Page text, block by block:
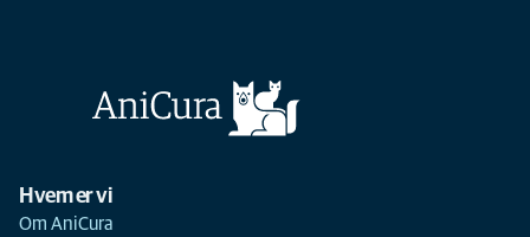
Hvem er vi
Om AniCura